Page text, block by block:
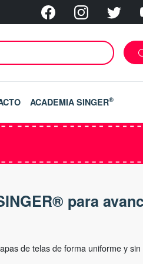
ACADEMIA SINGER®
para
de telas de forma uniforme y sin